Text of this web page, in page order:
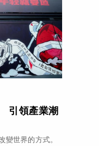
引領產業潮
變世界的方式。